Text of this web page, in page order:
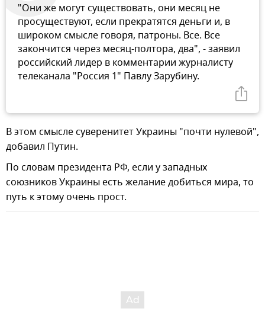
"Они же могут существовать, они месяц не
просуществуют, если прекратятся деньги и, в
широком смысле говоря, патроны. Все. Все
закончится через месяц-полтора, два", - заявил
российский лидер в комментарии журналисту
телеканала "Россия 1" Павлу Зарубину.
В этом смысле суверенитет Украины "почти нулевой",
добавил Путин.
По словам президента РФ, если у западных
союзников Украины есть желание добиться мира, то
путь к этому очень прост.